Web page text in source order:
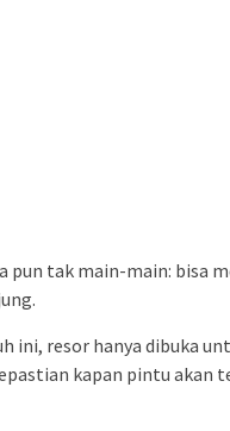
pun tak main-main: bisa
ini, resor hanya dibuka
kapan pintu akan